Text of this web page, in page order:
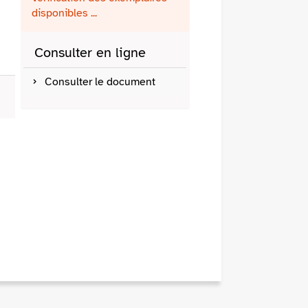
disponibles ...
Consulter en ligne
Consulter le document